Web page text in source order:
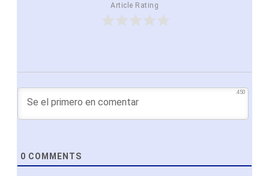
Article Rating
450
0 COMMENTS